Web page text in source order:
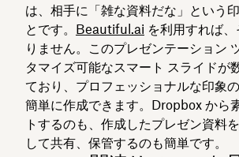
は、相手に「雑な資料だな」という
とです。 Beautiful.ai を利用すれば
りません。このプレゼンテーション
タマイズ可能なスマート スライドが
ており、プロフェッショナルな印象
簡単に作成できます。Dropbox から
トするのも、作成したプレゼン資料
して共有、保管するのも簡単です。